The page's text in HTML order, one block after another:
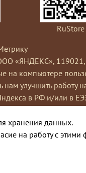
хранения данных.
на работу с этими
RuStore
«ЯНДЕКС», 119021,
компьютере
улучшить работу
в РФ и/или в
на сайте.
Метрика.
в браузере.
сайта.
выше.